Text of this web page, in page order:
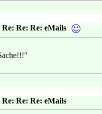
Re: Re: eMails
Re: Re: eMails